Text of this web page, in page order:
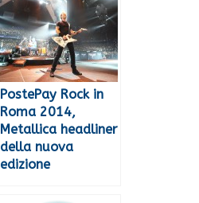
PostePay Rock in
Roma 2014,
Metallica headliner
della nuova
edizione